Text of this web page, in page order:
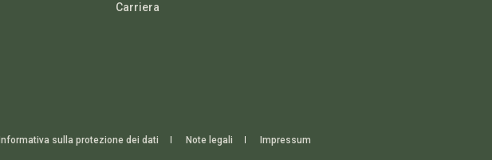
Carriera
Informativa sulla protezione dei dati Note legali Impressum